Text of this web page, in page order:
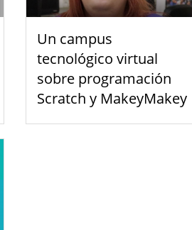
Un campus
tecnológico virtual
sobre programación
Scratch y MakeyMakey